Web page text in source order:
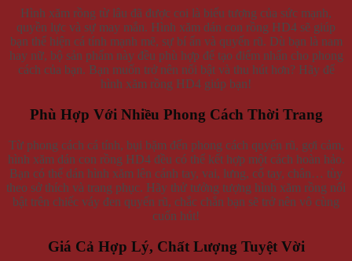
Hình xăm rồng từ lâu đã được coi là biểu tượng của sức mạnh,
quyền lực và sự may mắn. Hình xăm dán con rồng HD4 sẽ giúp
bạn thể hiện cá tính mạnh mẽ, sự bí ẩn và quyến rũ. Dù bạn là nam
hay nữ, bộ sản phẩm này đều phù hợp để tạo điểm nhấn cho phong
cách của bạn. Bạn muốn trở nên nổi bật và thu hút hơn? Hãy để
hình xăm rồng HD4 giúp bạn!
Phù Hợp Với Nhiều Phong Cách Thời Trang
Từ phong cách cá tính, bụi bặm đến phong cách quyến rũ, gợi cảm,
hình xăm dán con rồng HD4 đều có thể kết hợp một cách hoàn hảo.
Bạn có thể dán hình xăm lên cánh tay, vai, lưng, cổ tay, chân… tùy
theo sở thích và trang phục. Hãy thử tưởng tượng hình xăm rồng nổi
bật trên chiếc váy đen quyến rũ, chắc chắn bạn sẽ trở nên vô cùng
cuốn hút!
Giá Cả Hợp Lý, Chất Lượng Tuyệt Vời